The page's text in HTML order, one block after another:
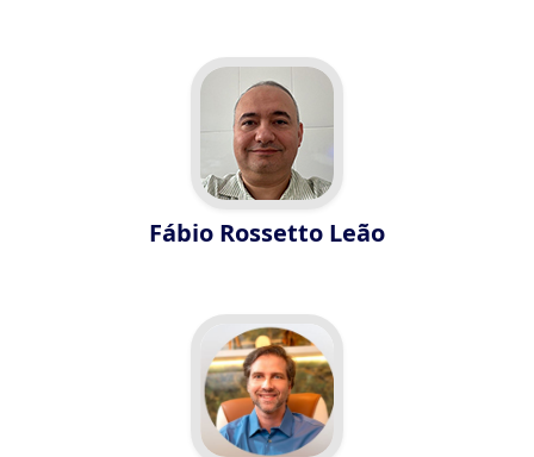
Fábio Rossetto Leão